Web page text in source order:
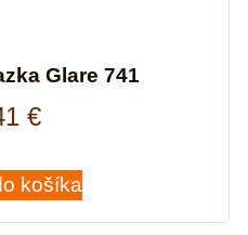
Glare 741
€
košíka